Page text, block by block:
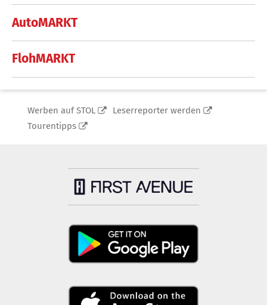
AutoMARKT
FlohMARKT
Werben auf STOL
Leserreporter werden
Tourentipps